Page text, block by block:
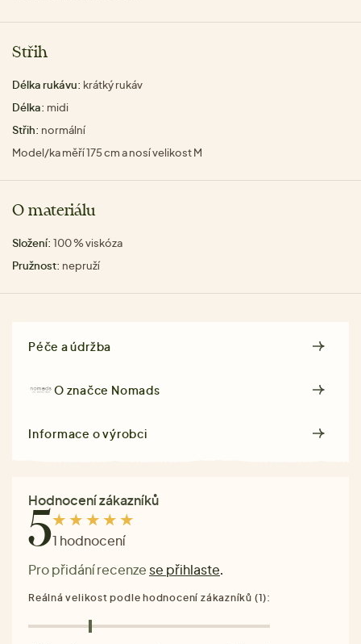
Střih
Délka rukávu: krátký rukáv
Délka: midi
Střih: normální
Model/ka měří 175 cm a nosí velikost M
O materiálu
Složení: 100 % viskóza
Pružnost: nepruží
Péče a údržba
O značce Nomads
Informace o výrobci
Hodnocení zákazníků
51 hodnocení
Pro přidání recenze se přihlaste.
Reálná velikost podle hodnocení zákazníků (1):